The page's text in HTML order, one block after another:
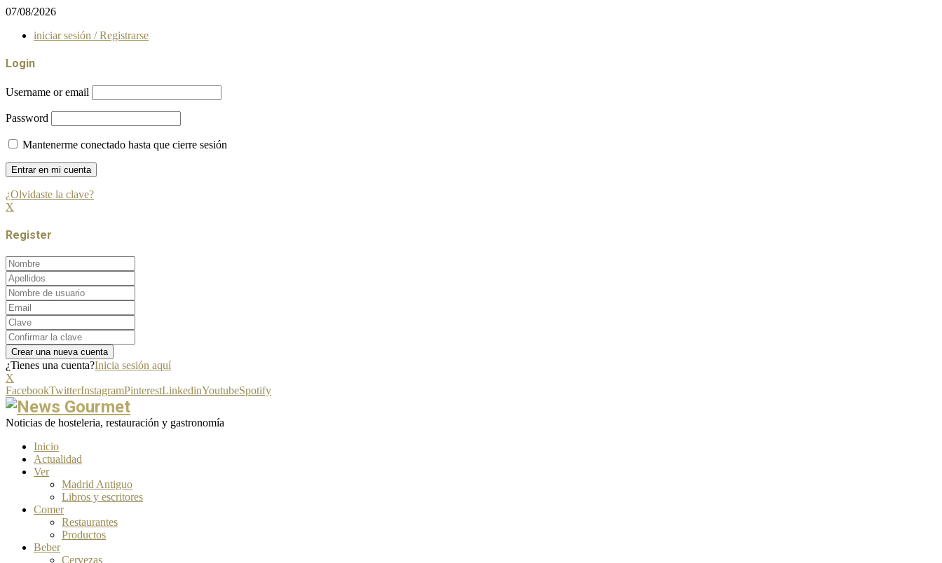
07/08/2026
iniciar sesión / Registrarse
Login
Username or email
Password
Mantenerme conectado hasta que cierre sesión
¿Olvidaste la clave?
X
Register
¿Tienes una cuenta?Inicia sesión aquí
X
FacebookTwitterInstagramPinterestLinkedinYoutubeSpotify
Noticias de hosteleria, restauración y gastronomía
Inicio
Actualidad
Ver
Madrid Antiguo
Libros y escritores
Comer
Restaurantes
Productos
Beber
Cervezas